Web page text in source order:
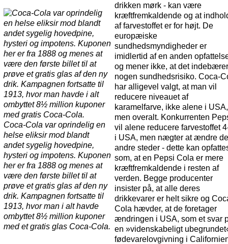
Coca-Cola var oprindelig en
helse eliksir mod blandt
andet sygelig hovedpine,
hysteri og impotens. Kuponen
her er fra 1888 og menes at
være den første billet til at
prøve et gratis glas af den ny
drik. Kampagnen fortsatte til
1913, hvor man i alt havde
ombyttet 8½ million kuponer
med et gratis glas Coca-Cola.
drikken mørk - kan være
kræftfremkaldende og at
af farvestoffet er for højt. De
europæiske
sundhedsmyndigheder er
imidlertid af en anden
og mener ikke, at det indebærer
nogen sundhedsrisiko. Coca-
har alligevel valgt, at man vil
reducere niveauet af
karamelfarve, ikke alene i USA,
men overalt. Konkurrenten
vil alene reducere farvestoffet
i USA, men nægter at ændre
andre steder - dette kan
som, at en Pepsi Cola er mere
kræftfremkaldende i resten af
verden. Begge producenter
insister på, at alle deres
drikkevarer er helt sikre og
Cola hævder, at de foretager
ændringen i USA, som et svar
en »videnskabeligt
fødevarelovgivning i